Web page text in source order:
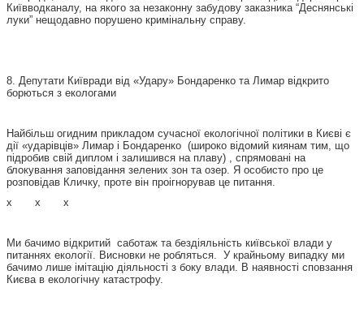
Київводканалу, на якого за незаконну забудову заказника “Деснянські
луки” нещодавно порушено кримінальну справу.
8. Депутати Київради від «Удару» Бондаренко та Лимар відкрито
борються з екологами
Найбільш огидним прикладом сучасної екологічної політики в Києві є
дії «ударівців» Лимар і Бондаренко (широко відомий киянам тим, що
підробив свій диплом і залишився на плаву) , спрямовані на
блокування заповідання зелених зон та озер. Я особисто про це
розповідав Кличку, проте він проігнорував це питання.
х х х
Ми бачимо відкритий саботаж та бездіяльність київської влади у
питаннях екології. Висновки не робляться. У крайньому випадку ми
бачимо лише імітацію діяльності з боку влади. В наявності сповзання
Києва в екологічну катастрофу.